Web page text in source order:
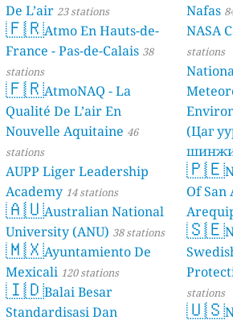
De L’air 23 stations
🇫🇷Atmo En Hauts-de-
France - Pas-de-Calais 38
stations
🇫🇷AtmoNAQ - La
Qualité De L’air En
Nouvelle Aquitaine 46
stations
AUPP Liger Leadership
Academy 14 stations
🇦🇺Australian National
University (ANU) 38 stations
🇲🇽Ayuntamiento De
Mexicali 120 stations
🇮🇩Balai Besar
Standardisasi Dan
Nafas
NASA
stations
(Цаг
stations
🇵🇪
Of San
🇸🇪
stations
🇺🇸